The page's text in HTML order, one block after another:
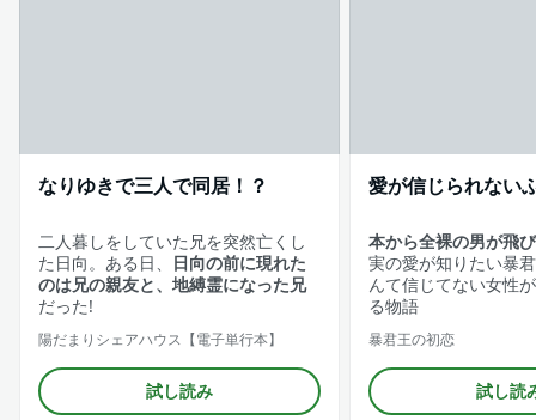
なりゆきで三人で同居！？
二人暮しをしていた兄を突然亡くし
た日向。ある日、
日向の前に現れた
のは兄の親友と、地縛霊になった兄
だった!
陽だまりシェアハウス【電子単行本】
試し読み
愛が信じられない
本から全裸の男が飛
実の愛が知りたい暴
んて信じてない女性
る物語
暴君王の初恋
試し読